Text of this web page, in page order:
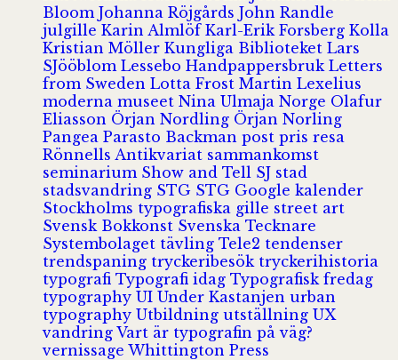
Bloom Johanna Röjgårds John Randle
julgille Karin Almlöf Karl-Erik Forsberg Kolla
Kristian Möller Kungliga Biblioteket Lars
SJööblom Lessebo Handpappersbruk Letters
from Sweden Lotta Frost Martin Lexelius
moderna museet Nina Ulmaja Norge Olafur
Eliasson Örjan Nordling Örjan Norling
Pangea Parasto Backman post pris resa
Rönnells Antikvariat sammankomst
seminarium Show and Tell SJ stad
stadsvandring STG STG Google kalender
Stockholms typografiska gille street art
Svensk Bokkonst Svenska Tecknare
Systembolaget tävling Tele2 tendenser
trendspaning tryckeribesök tryckerihistoria
typografi Typografi idag Typografisk fredag
typography UI Under Kastanjen urban
typography Utbildning utställning UX
vandring Vart är typografin på väg?
vernissage Whittington Press